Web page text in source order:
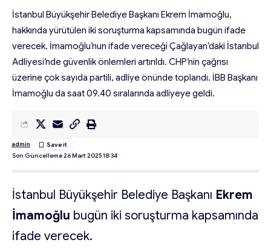
İstanbul Büyükşehir Belediye Başkanı Ekrem İmamoğlu,
hakkında yürütülen iki soruşturma kapsamında bugün ifade
verecek. İmamoğlu’nun ifade vereceği Çağlayan’daki İstanbul
Adliyesi’nde güvenlik önlemleri artırıldı. CHP’nin çağrısı
üzerine çok sayıda partili, adliye önünde toplandı. İBB Başkanı
İmamoğlu da saat 09.40 sıralarında adliyeye geldi.
Son Güncelleme 26 Mart 2025 18:34
admin
İstanbul Büyükşehir Belediye Başkanı Ekrem
İmamoğlu bugün iki soruşturma kapsamında
ifade verecek.